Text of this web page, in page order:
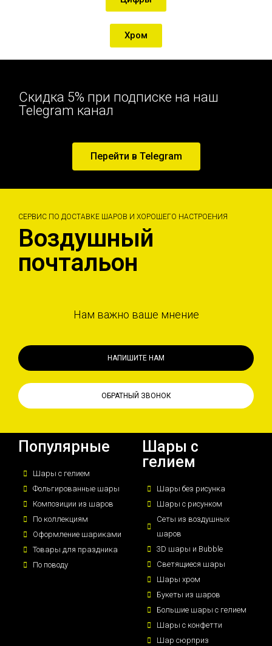
Хром
Скидка 5% при подписке на наш
Telegram канал
Перейти в Telegram
СЕРВИС ПО ДОСТАВКЕ ШАРОВ И ХОРОШЕГО НАСТРОЕНИЯ
Воздушный
почтальон
Нам важно ваше мнение
НАПИШИТЕ НАМ
ОБРАТНЫЙ ЗВОНОК
Популярные
Шары с гелием
Фольгированные шары
Композиции из шаров
По коллекциям
Оформление шариками
Товары для праздника
По поводу
Шары с
гелием
Шары без рисунка
Шары с рисунком
Сеты из воздушных
шаров
3D шары и Bubble
Светящиеся шары
Шары хром
Букеты из шаров
Большие шары с гелием
Шары с конфетти
Шар сюрприз